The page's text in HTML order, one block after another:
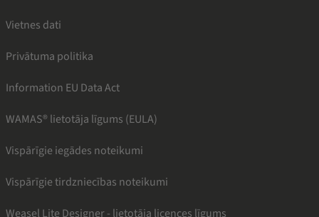
Vietnes dati
Privātuma politika
Information EU Data Act
WAMAS® lietotāja līgums (EULA)
Vispārīgie iegādes noteikumi
Vispārīgie tirdzniecības noteikumi
Weasel Lite Designer - lietotāja licences līgums